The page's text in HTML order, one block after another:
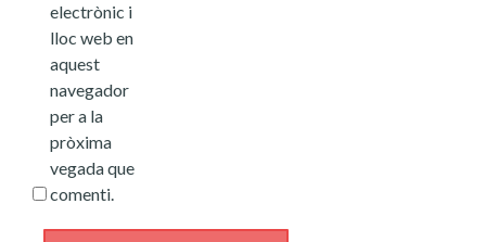
electrònic i
lloc web en
aquest
navegador
per a la
pròxima
vegada que
comenti.